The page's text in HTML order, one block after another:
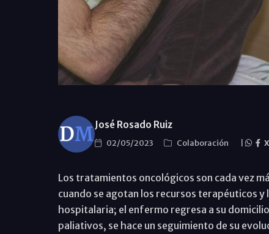
José Rosado Ruiz
02/05/2023 Colaboración X
Los tratamientos oncológicos son cada vez
cuando se agotan los recursos terapéuticos
hospitalaria; el enfermo regresa a su
paliativos, se hace un seguimiento de su